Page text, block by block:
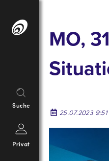
Inhalt
Suche
Privat
MO,
25.07.2023